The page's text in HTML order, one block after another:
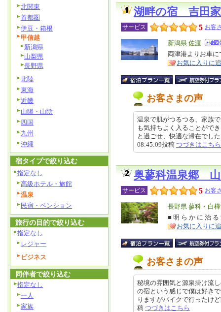
湖畔の宿 吉田
サービス 5 お客
エ
リ
ア
新潟県 佐渡
特
徴
両津港よりお車に
お気に入りに
お客さまの声
温泉で肌がつるつる、家族
も気持ちよく入ることがで
と過ごせ、快適な滞在でし
08:45:09投稿 つづきはこちら
奥蓼科温泉郷
サービス 5 お客
エ
リ
ア
長野県 蓼科・白
特
徴
■ 明 ら か に 治
お気に入りに
お客さまの声
秘境の雰囲気と源泉掛け流
の宿という感じで僕は好き
りますがバイクで行ったけ
稿 つづきはこちら
北関東
首都圏
伊豆・箱根
甲信越
新潟県
山梨県
長野県
北陸
東海
近畿
山陽・山陰
四国
九州
沖縄
宿タイプで絞り込む
指定なし
高級ホテル・旅館
温泉
民宿・ペンション
旅行の目的で絞り込む
指定なし
レジャー
ビジネス
同伴者で絞り込む
指定なし
一人
家族